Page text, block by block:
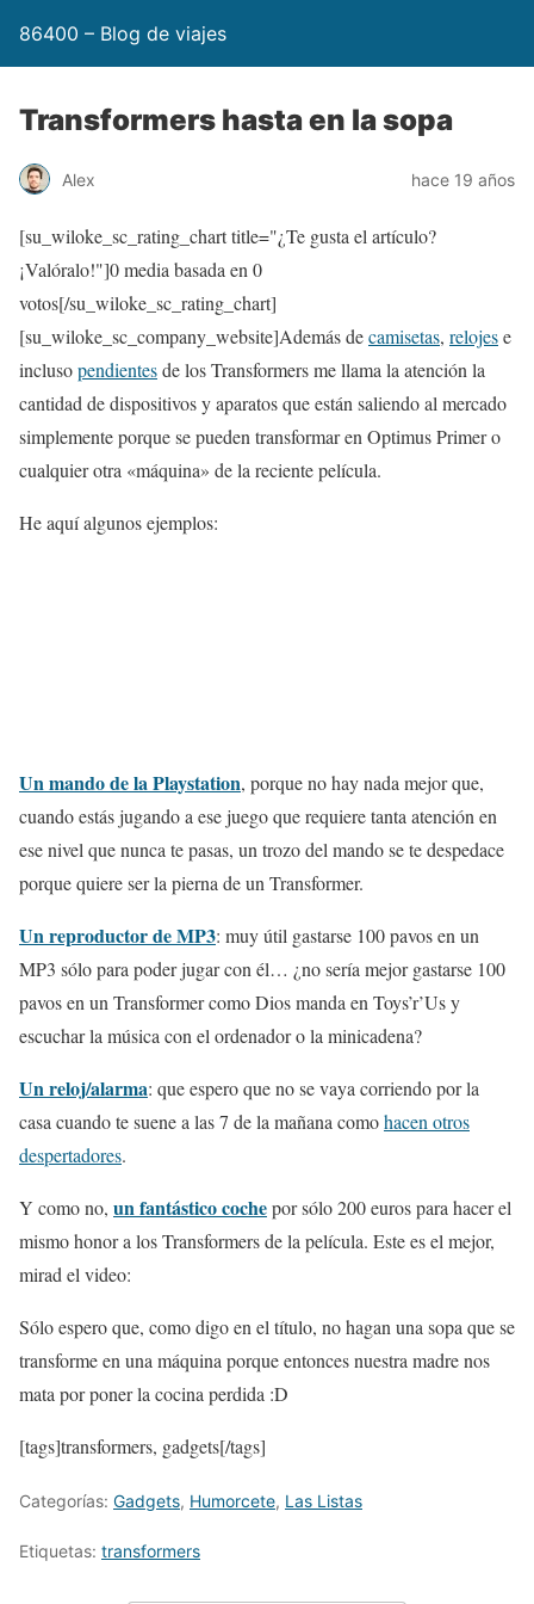
86400 – Blog de viajes
Transformers hasta en la sopa
Alex hace 19 años
[su_wiloke_sc_rating_chart title="¿Te gusta el artículo?
¡Valóralo!"]0media basada en 0
votos[/su_wiloke_sc_rating_chart]
[su_wiloke_sc_company_website]Además decamisetas, relojese
inclusopendientesde los Transformers me llama la atención la
cantidad de dispositivos y aparatos que están saliendo al mercado
simplemente porque se pueden transformar en Optimus Primer o
cualquier otra «máquina» de la reciente película.
He aquí algunos ejemplos:
Un mando de la Playstation, porque no hay nada mejor que,
cuando estás jugando a ese juego que requiere tanta atención en
ese nivel que nunca te pasas, un trozo del mando se te despedace
porque quiere ser la pierna de un Transformer.
Un reproductor de MP3: muy útil gastarse 100 pavos en un
MP3 sólo para poder jugar con él… ¿no sería mejor gastarse 100
pavos en un Transformer como Dios manda en Toys’r’Us y
escuchar la música con el ordenador o la minicadena?
Un reloj/alarma: que espero que no se vaya corriendo por la
casa cuando te suene a las 7 de la mañana comohacen otros
despertadores.
Y como no, un fantástico cochepor sólo 200 euros para hacer el
mismo honor a los Transformers de la película. Este es el mejor,
mirad el video:
Sólo espero que, como digo en el título, no hagan una sopa que se
transforme en una máquina porque entonces nuestra madre nos
mata por poner la cocina perdida :D
[tags]transformers, gadgets[/tags]
Categorías: Gadgets, Humorcete, Las Listas
Etiquetas: transformers